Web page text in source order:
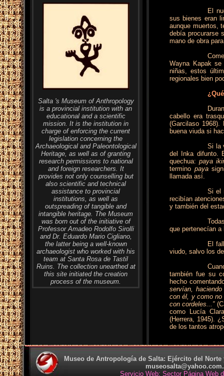
El
sus bienes eran
aunque muertos,
debía procurarse
mano de obra
Wayna Kapak
niñas, estos
regionales bien
cabello era
(Garcilaso
buena viuda si
Si la
del Inka difunto.
quechua: paya
termino paya
llamada así.
Si el
recibían
y también del
que pertenecían
El
viudo, salvo los
también fue su
hecho
servían,
con él, y como no
con cordeles...”
como Lucía
(Herrera, 1945).
de los tantos
Salta 's Museum of Anthropology
is a provincial institution with an
educational and a scientific
mission. It is the institution in
charge of enforcing the current
legislation concerning the
Archaeological and Paleontological
Heritage, as well as of granting
research permissions to national
and foreign researchers. It
provides not only counselling but
also scientific and technical
assistance to provincial
institutions, as well as
outspreading of tangible and
intangible heritage. The Museum
was born out of the initiative of
Professor Amadeo Rodolfo Sirolli
and Dr. Eduardo Mario Cigliano,
the latter being a well-known
archaeologist who worked with his
team at Santa Rosa de Tastil
Ruins. The collection unearthed at
this site initiated the creation
process of the museum.
Museo de Antropología de Salta: Ejército del
Servicio Web: Sector Página Web